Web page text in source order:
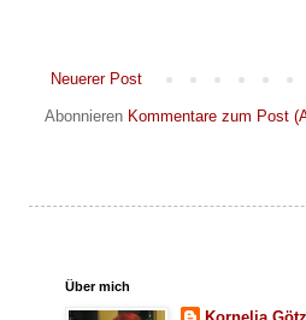
Neuerer Post
Abonnieren Kommentare zum Post
Über mich